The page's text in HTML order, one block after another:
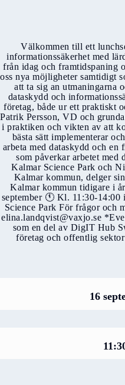
Välkommen till ett
informationssäkerhet med
från idag och framtidspaning
oss nya möjligheter samtidigt
att ta sig an utmaningarna
dataskydd och
företag, både ur ett praktiskt
Patrik Persson, VD och
i praktiken och vikten av att
bästa sätt implementerar
arbeta med dataskydd och
som påverkar arbetet
Kalmar Science Park och
Kalmar kommun, delger
Kalmar kommun tidigare i
september 🕚 Kl. 11:30-
Science Park För frågor och
elina.landqvist@vaxjo.se
som en del av DigIT Hub
företag och offentlig
16